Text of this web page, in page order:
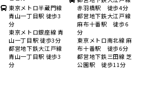
東京メトロ半蔵門線
青山一丁目駅 徒歩3
分
東京メトロ銀座線 青
山一丁目駅 徒歩3分
都営地下鉄大江戸線
青山一丁目駅 徒歩3
分
赤羽橋駅 徒歩4分
都営地下鉄大江戸線
麻布十番駅 徒歩6
分
東京メトロ南北線 麻
布十番駅 徒歩6分
都営地下鉄三田線 芝
公園駅 徒歩11分